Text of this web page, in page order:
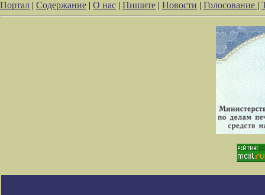
Портал | Содержание | О нас | Пишите | Новости | Голосование |